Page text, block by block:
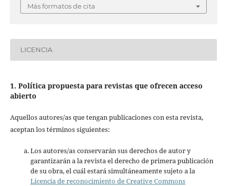
Más formatos de cita
LICENCIA
1. Política propuesta para revistas que ofrecen acceso
abierto
Aquellos autores/as que tengan publicaciones con esta revista,
aceptan los términos siguientes:
Los autores/as conservarán sus derechos de autor y
garantizarán a la revista el derecho de primera publicación
de su obra, el cuál estará simultáneamente sujeto a la
Licencia de reconocimiento de Creative Commons